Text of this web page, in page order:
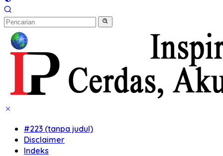
#223 (tanpa judul)
Disclaimer
Indeks